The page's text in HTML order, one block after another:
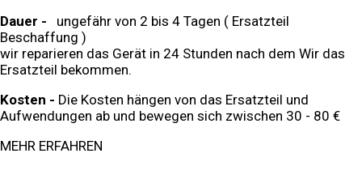
Dauer -
ungefähr von 2 bis 4 Tagen ( Ersatzteil
Beschaffung )
wir reparieren das Gerät in 24 Stunden nach dem Wir das
Ersatzteil bekommen.
Kosten - Die Kosten hängen von das Ersatzteil und
Aufwendungen ab und bewegen sich zwischen 30 - 80 €
MEHR ERFAHREN